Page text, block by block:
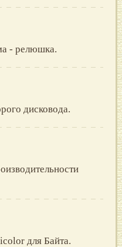
- релюшка.
дисковода.
для Байта.